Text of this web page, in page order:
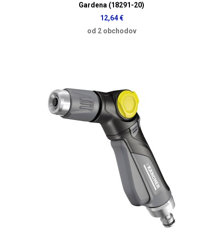
Gardena (18291-20)
12,64 €
od 2 obchodov